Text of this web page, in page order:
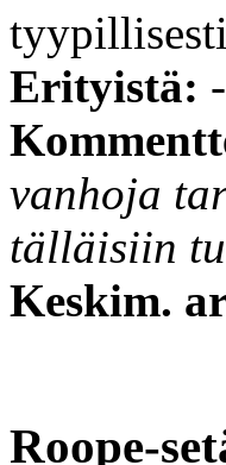
Erityistä:
vanhoja
tälläisiin
Keskim.
Roope-